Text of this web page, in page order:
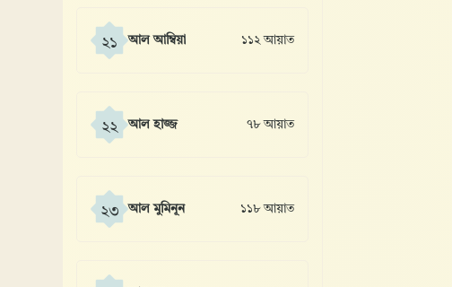
২১ আল আম্বিয়া ১১২ আয়াত
২২ আল হাজ্জ ৭৮ আয়াত
২৩ আল মুমিনূন ১১৮ আয়াত